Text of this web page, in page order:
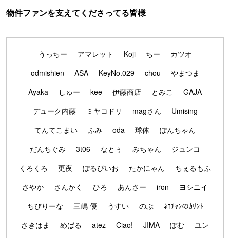
物件ファンを支えてくださってる皆様
うっちー アマレット Koji ちー
カツオ
odmishien
ASA KeyNo.029 chou
やまつま
Ayaka
しゅー kee 伊藤商店 とみこ
GAJA
デューク内藤
ミヤコドリ magさん
Umising
てんてこまい
ふみ oda 球体
ぽんちゃん
だんちぐみ
3t06 なとぅ みちゃん
ジュンコ
くろくろ
更夜 ぽるぴいお たかにゃん
ちぇるもふ
さやか
さんかく ひろ あんさー iron
ヨシニイ
ちびりーな
三嶋 優 うすい のぶ
ﾈｺﾁｬﾝのｶﾘﾝﾄ
さきはま
めばる atez Ciao! JIMA ぽむ
ユン